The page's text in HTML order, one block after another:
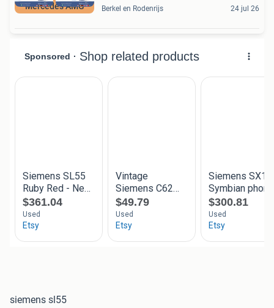
Mercedes AMG Berkel en Rodenrijs 24 jul 26
siemens sl55